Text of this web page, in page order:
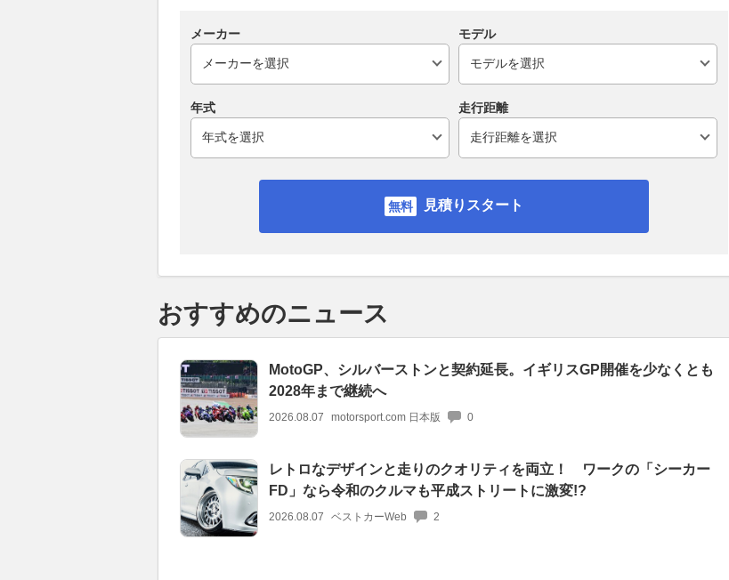
メーカー モデル
年式 走行距離
見積りスタート
おすすめのニュース
MotoGP、シルバーストンと契約延長。イギリスGP開催を少なくとも
2028年まで継続へ
2026.08.07 motorsport.com 日本版 0
レトロなデザインと走りのクオリティを両立！ ワークの「シーカー
FD」なら令和のクルマも平成ストリートに激変!?
2026.08.07 ベストカーWeb 2